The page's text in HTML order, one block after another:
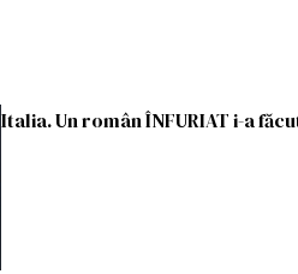
Italia. Un român ÎNFURIAT i-a